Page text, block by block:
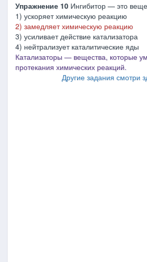
Упражнение 10 Ингибитор — это
1) ускоряет химическую реакцию
2) замедляет химическую реакцию
3) усиливает действие катализатора
4) нейтрализует каталитические яды
Катализаторы ― вещества, которые
протекания химических реакций.
Другие задания смотри